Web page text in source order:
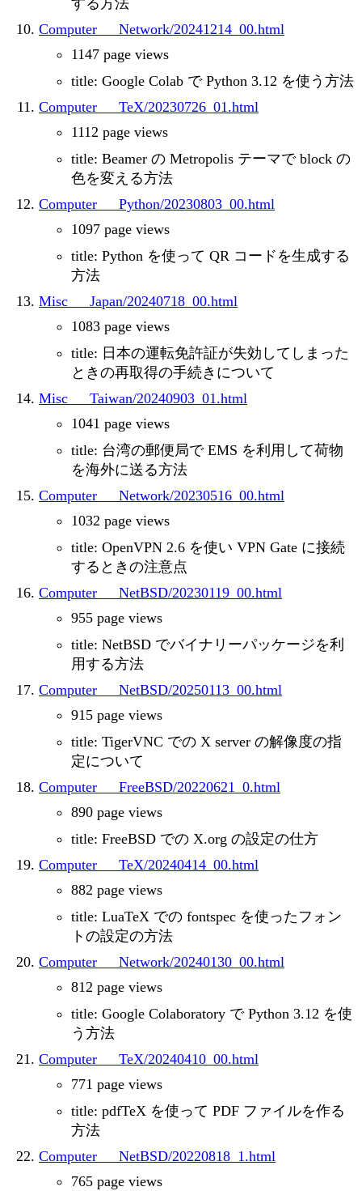
する方法
Computer___Network/20241214_00.html
1147 page views
title: Google Colab で Python 3.12 を使う方法
Computer___TeX/20230726_01.html
1112 page views
title: Beamer の Metropolis テーマで block の
色を変える方法
Computer___Python/20230803_00.html
1097 page views
title: Python を使って QR コードを生成する
方法
Misc___Japan/20240718_00.html
1083 page views
title: 日本の運転免許証が失効してしまった
ときの再取得の手続きについて
Misc___Taiwan/20240903_01.html
1041 page views
title: 台湾の郵便局で EMS を利用して荷物
を海外に送る方法
Computer___Network/20230516_00.html
1032 page views
title: OpenVPN 2.6 を使い VPN Gate に接続
するときの注意点
Computer___NetBSD/20230119_00.html
955 page views
title: NetBSD でバイナリーパッケージを利
用する方法
Computer___NetBSD/20250113_00.html
915 page views
title: TigerVNC での X server の解像度の指
定について
Computer___FreeBSD/20220621_0.html
890 page views
title: FreeBSD での X.org の設定の仕方
Computer___TeX/20240414_00.html
882 page views
title: LuaTeX での fontspec を使ったフォン
トの設定の方法
Computer___Network/20240130_00.html
812 page views
title: Google Colaboratory で Python 3.12 を使
う方法
Computer___TeX/20240410_00.html
771 page views
title: pdfTeX を使って PDF ファイルを作る
方法
Computer___NetBSD/20220818_1.html
765 page views